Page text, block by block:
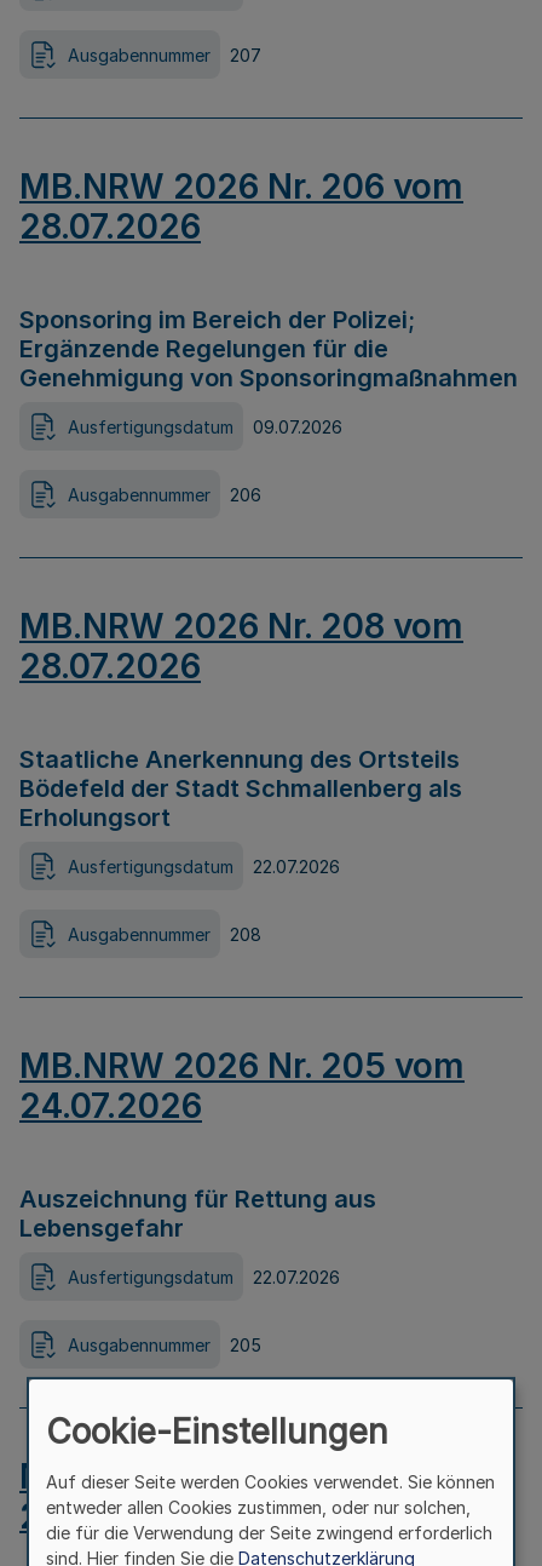
Ausgabennummer 207
MB.NRW 2026 Nr. 206 vom
28.07.2026
Sponsoring im Bereich der Polizei;
Ergänzende Regelungen für die
Genehmigung von Sponsoringmaßnahmen
Ausfertigungsdatum 09.07.2026
Ausgabennummer 206
MB.NRW 2026 Nr. 208 vom
28.07.2026
Staatliche Anerkennung des Ortsteils
Bödefeld der Stadt Schmallenberg als
Erholungsort
Ausfertigungsdatum 22.07.2026
Ausgabennummer 208
MB.NRW 2026 Nr. 205 vom
24.07.2026
Auszeichnung für Rettung aus
Lebensgefahr
Ausfertigungsdatum 22.07.2026
Ausgabennummer 205
MB.NRW 2026 Nr. 204 vom
24.07.2026
Cookie-Einstellungen
Auf dieser Seite werden Cookies verwendet. Sie können
entweder allen Cookies zustimmen, oder nur solchen,
die für die Verwendung der Seite zwingend erforderlich
sind. Hier finden Sie die Datenschutzerklärung